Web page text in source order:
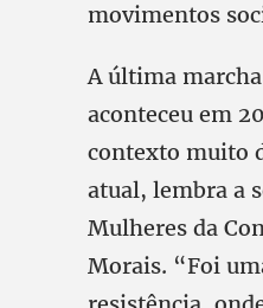
movimentos
A última
aconteceu em
contexto muito
atual, lembra a
Mulheres da
Morais. “Foi